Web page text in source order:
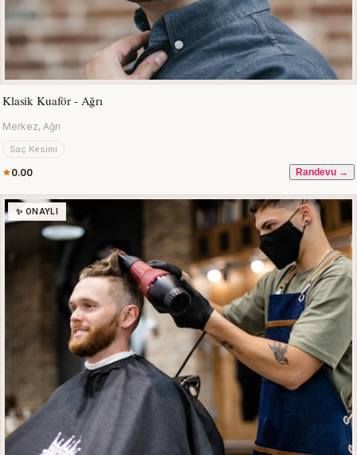
Klasik Kuaför - Ağrı
Merkez, Ağrı
Saç Kesimi
0.00 Randevu →
✨ ONAYLI